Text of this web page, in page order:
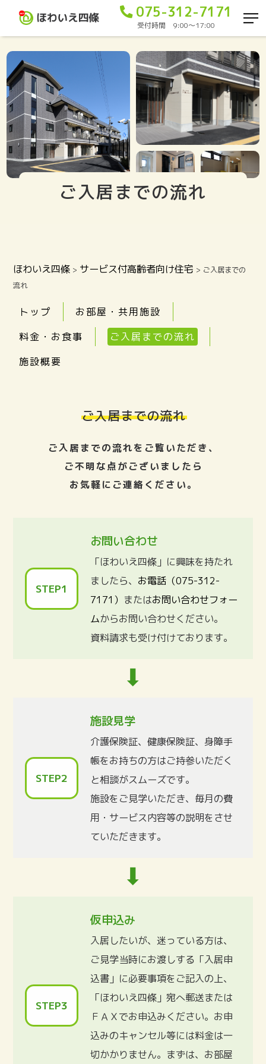
075-312-7171
受付時間 9:00〜17:00
ご入居までの流れ
ほわいえ四條 > サービス付高齢者向け住宅 > ご入居までの
流れ
トップ
お部屋・共用施設
料金・お食事
ご入居までの流れ
施設概要
ご入居までの流れ
ご入居までの流れをご覧いただき、
ご不明な点がございましたら
お気軽にご連絡ください。
STEP1
お問い合わせ
「ほわいえ四條」に興味を持たれ
ましたら、 お電話（075-312-
7171） またはお問い合わせフォー
ムからお問い合わせください。
資料請求も受け付けております。
STEP2
施設見学
介護保険証、健康保険証、身障手
帳をお持ちの方はご持参いただく
と相談がスムーズです。
施設をご見学いただき、毎月の費
用・サービス内容等の説明をさせ
ていただきます。
STEP3
仮申込み
入居したいが、迷っている方は、
ご見学当時にお渡しする「入居申
込書」に必要事項をご記入の上、
「ほわいえ四條」宛へ郵送または
ＦＡＸでお申込みください。お申
込みのキャンセル等には料金は一
切かかりません。まずは、お部屋